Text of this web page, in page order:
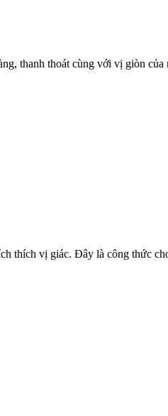
thanh thoát cùng với vị giòn của
thích vị giác. Đây là công thức